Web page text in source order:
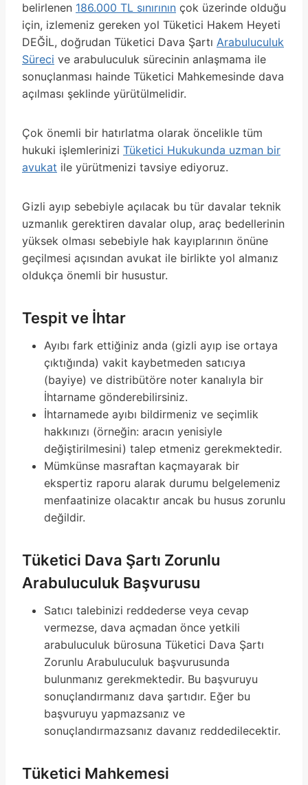
belirlenen 186.000 TL sınırının çok üzerinde olduğu
için, izlemeniz gereken yol Tüketici Hakem Heyeti
DEĞİL, doğrudan Tüketici Dava Şartı Arabuluculuk
Süreci ve arabuluculuk sürecinin anlaşmama ile
sonuçlanması hainde Tüketici Mahkemesinde dava
açılması şeklinde yürütülmelidir.
Çok önemli bir hatırlatma olarak öncelikle tüm
hukuki işlemlerinizi Tüketici Hukukunda uzman bir
avukat ile yürütmenizi tavsiye ediyoruz.
Gizli ayıp sebebiyle açılacak bu tür davalar teknik
uzmanlık gerektiren davalar olup, araç bedellerinin
yüksek olması sebebiyle hak kayıplarının önüne
geçilmesi açısından avukat ile birlikte yol almanız
oldukça önemli bir husustur.
Tespit ve İhtar
Ayıbı fark ettiğiniz anda (gizli ayıp ise ortaya
çıktığında) vakit kaybetmeden satıcıya
(bayiye) ve distribütöre noter kanalıyla bir
İhtarname gönderebilirsiniz.
İhtarnamede ayıbı bildirmeniz ve seçimlik
hakkınızı (örneğin: aracın yenisiyle
değiştirilmesini) talep etmeniz gerekmektedir.
Mümkünse masraftan kaçmayarak bir
ekspertiz raporu alarak durumu belgelemeniz
menfaatinize olacaktır ancak bu husus zorunlu
değildir.
Tüketici Dava Şartı Zorunlu
Arabuluculuk Başvurusu
Satıcı talebinizi reddederse veya cevap
vermezse, dava açmadan önce yetkili
arabuluculuk bürosuna Tüketici Dava Şartı
Zorunlu Arabuluculuk başvurusunda
bulunmanız gerekmektedir. Bu başvuruyu
sonuçlandırmanız dava şartıdır. Eğer bu
başvuruyu yapmazsanız ve
sonuçlandırmazsanız davanız reddedilecektir.
Tüketici Mahkemesi